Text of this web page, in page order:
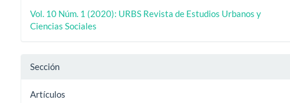
Vol. 10 Núm. 1 (2020): URBS Revista de Estudios Urbanos y
Ciencias Sociales
Sección
Artículos